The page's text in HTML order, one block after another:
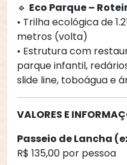
🔹 Eco Parque –
• Trilha ecológica de
metros (volta)
• Estrutura com
parque infantil,
slide line, toboágua e
VALORES E
Passeio de Lancha
R$ 135,00 por pessoa